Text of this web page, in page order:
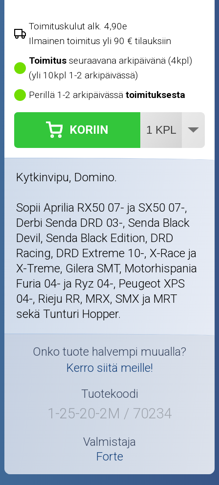
Outlet-tuotteet
Toimituskulut alk. 4,90e
Ilmainen toimitus yli 90 € tilauksiin
Toimitus seuraavana arkipäivänä (4kpl)
(yli 10kpl 1-2 arkipäivässä)
Perillä 1-2 arkipäivässätoimituksesta
KORIIN
Kytkinvipu, Domino.
Sopii Aprilia RX50 07- ja SX50 07-,
Derbi Senda DRD 03-, Senda Black
Devil, Senda Black Edition, DRD
Racing, DRD Extreme 10-, X-Race ja
X-Treme, Gilera SMT, Motorhispania
Furia 04- ja Ryz 04-, Peugeot XPS
04-, Rieju RR, MRX, SMX ja MRT
sekä Tunturi Hopper.
Onko tuote halvempi muualla?
Kerro siitä meille!
Tuotekoodi
1-25-20-2M / 70234
Valmistaja
Forte